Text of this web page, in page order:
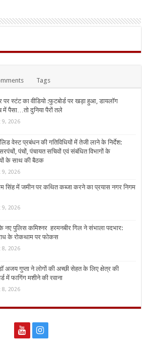
Tags
पर स्टंट का वीडियो :फुटबोर्ड पर खड़ा हुआ, डायलॉग
में पैसा…तो दुनिया पैरों तले
9, 2026
वेस्ट प्रबंधन की गतिविधियों में तेजी लाने के निर्देश:
पंचों, पंचायत सचिवों एवं संबंधित विभागों के
के साथ की बैठक
9, 2026
सिंह में जमीन पर कथित कब्जा करने का प्रयास नगर निगम
9, 2026
पुलिस कमिश्नर हरमनबीर गिल ने संभाला पदभार:
के रोकथाम पर फोकस
8, 2026
अजय गुप्ता ने लोगों की अच्छी सेहत के लिए क्षेत्र की
में फागिंग मशीने की रवाना
8, 2026